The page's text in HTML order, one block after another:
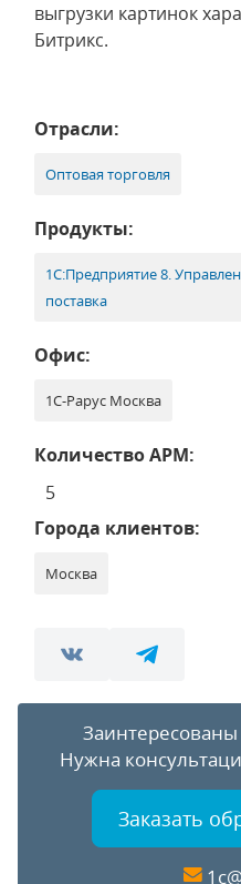
выгрузки картинок
Битрикс.
Отрасли:
Оптовая торговля
Продукты:
1С:Предприятие 8.
поставка
Офис:
1С-Рарус Москва
Количество АРМ:
5
Города клиентов:
Москва
Заинтересованы
Нужна
Заказать